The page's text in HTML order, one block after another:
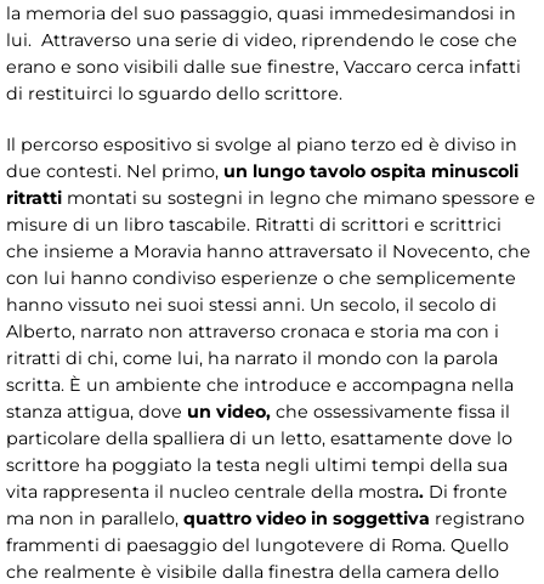
la memoria del suo passaggio, quasi immedesimandosi in
lui. Attraverso una serie di video, riprendendo le cose che
erano e sono visibili dalle sue finestre, Vaccaro cerca infatti
di restituirci lo sguardo dello scrittore.
Il percorso espositivo si svolge al piano terzo ed è diviso in
due contesti. Nel primo, un lungo tavolo ospita minuscoli
ritratti montati su sostegni in legno che mimano spessore e
misure di un libro tascabile. Ritratti di scrittori e scrittrici
che insieme a Moravia hanno attraversato il Novecento, che
con lui hanno condiviso esperienze o che semplicemente
hanno vissuto nei suoi stessi anni. Un secolo, il secolo di
Alberto, narrato non attraverso cronaca e storia ma con i
ritratti di chi, come lui, ha narrato il mondo con la parola
scritta. È un ambiente che introduce e accompagna nella
stanza attigua, dove un video, che ossessivamente fissa il
particolare della spalliera di un letto, esattamente dove lo
scrittore ha poggiato la testa negli ultimi tempi della sua
vita rappresenta il nucleo centrale della mostra. Di fronte
ma non in parallelo, quattro video in soggettiva registrano
frammenti di paesaggio del lungotevere di Roma. Quello
che realmente è visibile dalla finestra della camera dello